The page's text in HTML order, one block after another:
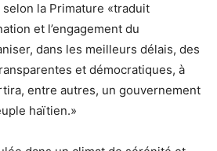
selon la Primature «traduit
et l’engagement du
dans les meilleurs délais, des
et démocratiques, à
entre autres, un gouvernement
haïtien.»